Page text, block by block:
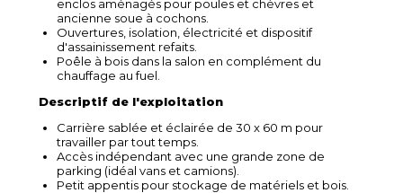
enclos aménagés pour poules et chèvres et
ancienne soue à cochons.
Ouvertures, isolation, électricité et dispositif
d'assainissement refaits.
Poêle à bois dans la salon en complément du
chauffage au fuel.
Descriptif de l'exploitation
Carrière sablée et éclairée de 30 x 60 m pour
travailler par tout temps.
Accès indépendant avec une grande zone de
parking (idéal vans et camions).
Petit appentis pour stockage de matériels et bois.